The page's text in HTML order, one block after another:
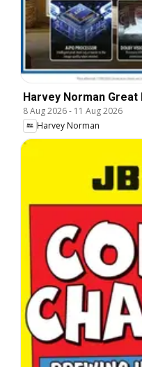
Harvey Norman Great
8 Aug 2026- 11 Aug 2026
Harvey Norman